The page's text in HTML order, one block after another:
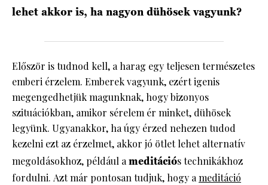
lehet akkor is, ha nagyon dühösek vagyunk?
Először is tudnod kell, a harag egy teljesen természetes
emberi érzelem. Emberek vagyunk, ezért igenis
megengedhetjük magunknak, hogy bizonyos
szituációkban, amikor sérelem ér minket, dühösek
legyünk. Ugyanakkor, ha úgy érzed nehezen tudod
kezelni ezt az érzelmet, akkor jó ötlet lehet alternatív
megoldásokhoz, például ameditációs technikákhoz
fordulni. Azt már pontosan tudjuk, hogy ameditáció